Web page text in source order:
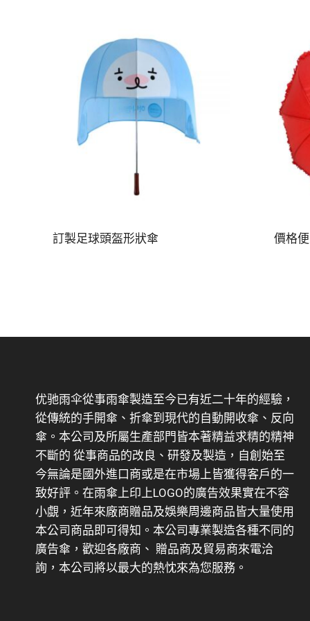
訂製足球頭盔形狀傘 價格
优驰雨伞從事雨傘製造至今已有近二十年的經驗，
從傳統的手開傘、折傘到現代的自動開收傘、反向
傘。本公司及所屬生產部門皆本著精益求精的精神
不斷的 從事商品的改良、研發及製造，自創始至
今無論是國外進口商或是在市場上皆獲得客戶的一
致好評。在雨傘上印上LOGO的廣告效果實在不容
小覷，近年來廠商贈品及娛樂周邊商品皆大量使用
本公司商品即可得知。本公司專業製造各種不同的
廣告傘，歡迎各廠商、 贈品商及貿易商來電洽
詢，本公司將以最大的熱忱來為您服務。